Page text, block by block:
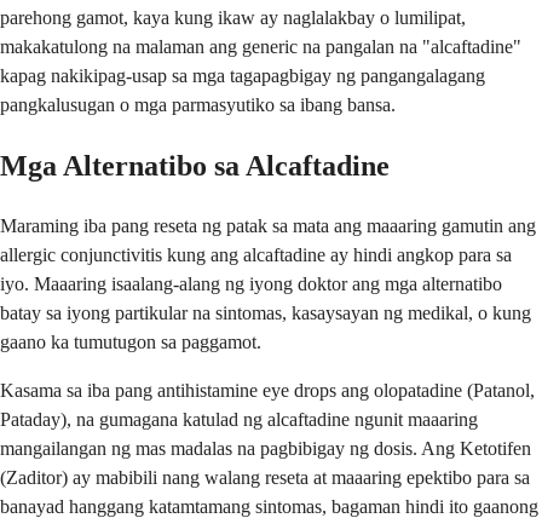
parehong gamot, kaya kung ikaw ay naglalakbay o lumilipat,
makakatulong na malaman ang generic na pangalan na "alcaftadine"
kapag nakikipag-usap sa mga tagapagbigay ng pangangalagang
pangkalusugan o mga parmasyutiko sa ibang bansa.
Mga Alternatibo sa Alcaftadine
Maraming iba pang reseta ng patak sa mata ang maaaring gamutin ang
allergic conjunctivitis kung ang alcaftadine ay hindi angkop para sa
iyo. Maaaring isaalang-alang ng iyong doktor ang mga alternatibo
batay sa iyong partikular na sintomas, kasaysayan ng medikal, o kung
gaano ka tumutugon sa paggamot.
Kasama sa iba pang antihistamine eye drops ang olopatadine (Patanol,
Pataday), na gumagana katulad ng alcaftadine ngunit maaaring
mangailangan ng mas madalas na pagbibigay ng dosis. Ang Ketotifen
(Zaditor) ay mabibili nang walang reseta at maaaring epektibo para sa
banayad hanggang katamtamang sintomas, bagaman hindi ito gaanong